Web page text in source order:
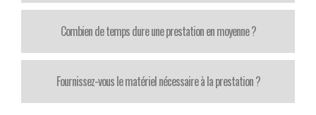
Combien de temps dure une prestation en moyenne ?
Fournissez-vous le matériel nécessaire à la prestation ?